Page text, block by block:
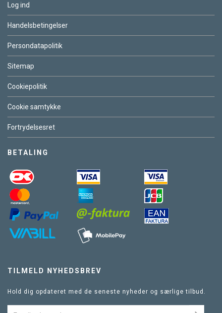
Log ind
Handelsbetingelser
Persondatapolitik
Sitemap
Cookiepolitik
Cookie samtykke
Fortrydelsesret
BETALING
TILMELD NYHEDSBREV
Hold dig opdateret med de seneste nyheder og særlige tilbud.